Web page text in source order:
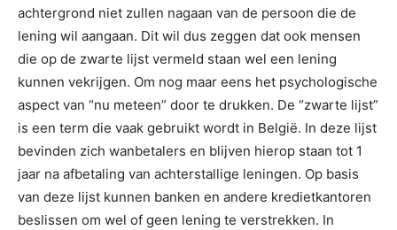
achtergrond niet zullen nagaan van de persoon die de
lening wil aangaan. Dit wil dus zeggen dat ook mensen
die op de zwarte lijst vermeld staan wel een lening
kunnen vekrijgen. Om nog maar eens het psychologische
aspect van “nu meteen” door te drukken. De “zwarte lijst”
is een term die vaak gebruikt wordt in België. In deze lijst
bevinden zich wanbetalers en blijven hierop staan tot 1
jaar na afbetaling van achterstallige leningen. Op basis
van deze lijst kunnen banken en andere kredietkantoren
beslissen om wel of geen lening te verstrekken. In